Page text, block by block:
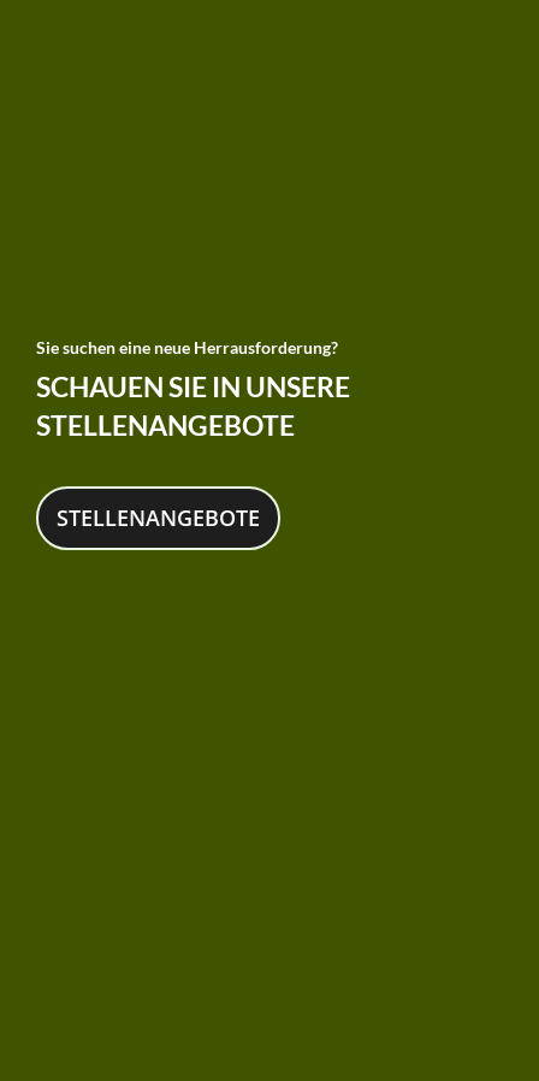
Sie suchen eine neue Herrausforderung?
SCHAUEN SIE IN UNSERE
STELLENANGEBOTE
STELLENANGEBOTE